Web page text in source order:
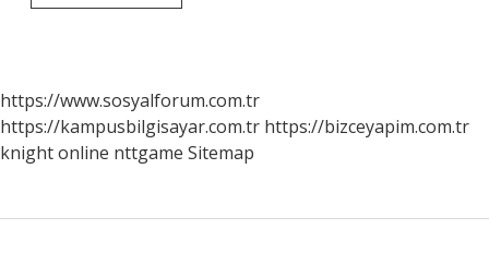
Rakım
https://www.sosyalforum.com.tr
https://kampusbilgisayar.com.tr https://bizceyapim.com.tr
knight online nttgame Sitemap